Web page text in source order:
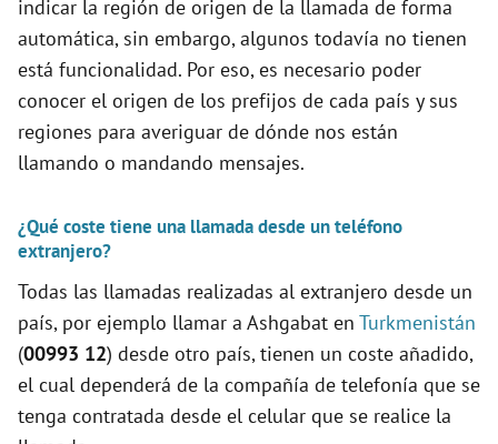
indicar la región de origen de la llamada de forma
automática, sin embargo, algunos todavía no tienen
está funcionalidad. Por eso, es necesario poder
conocer el origen de los prefijos de cada país y sus
regiones para averiguar de dónde nos están
llamando o mandando mensajes.
¿Qué coste tiene una llamada desde un teléfono
extranjero?
Todas las llamadas realizadas al extranjero desde un
país, por ejemplo llamar a Ashgabat en Turkmenistán
(00993 12) desde otro país, tienen un coste añadido,
el cual dependerá de la compañía de telefonía que se
tenga contratada desde el celular que se realice la